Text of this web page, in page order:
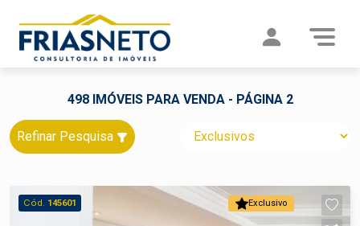
498 IMÓVEIS PARA VENDA - PÁGINA 2
Refinar Pesquisa
Exclusivo
Cód. 145601